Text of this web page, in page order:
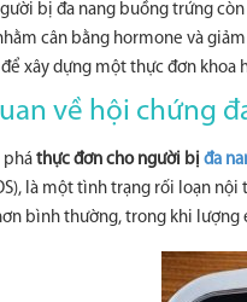
bị đa nang buồng trứng
cân bằng hormone và
xây dựng một thực đơn
về hội chứng
phá thực đơn cho người bị đa
là một tình trạng rối loạn
bình thường, trong khi